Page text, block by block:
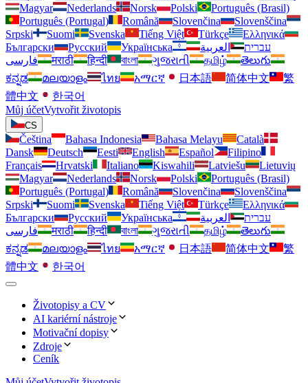
Magyar
Nederlands Norsk Polski
Português (Brasil)
Português (Portugal)
Română Slovenčina
Slovenščina
Srpski
Suomi Svenska Tiếng Việt Türkçe
Ελληνικά
Български
Русский Українська עברית
العربية
فارسی
मराठी हिन्दी বাংলা ગુજરાતી தமிழ்
తెలుగు
ಕನ್ನಡ
മലയാളം ไทย አማርኛ 日本語 简体中文
繁
體中文
한국어
Můj účetVytvořit životopis
CS
Čeština Bahasa Indonesia Bahasa Melayu
Català
Dansk
Deutsch Eesti English Español
Filipino
Français
Hrvatski Italiano Kiswahili Latviešu
Lietuvių
Magyar
Nederlands Norsk Polski
Português (Brasil)
Português (Portugal)
Română Slovenčina
Slovenščina
Srpski
Suomi Svenska Tiếng Việt Türkçe
Ελληνικά
Български
Русский Українська עברית
العربية
فارسی
मराठी हिन्दी বাংলা ગુજરાતી தமிழ்
తెలుగు
ಕನ್ನಡ
മലയാളം ไทย አማርኛ 日本語 简体中文
繁
體中文
한국어
Životopisy a CV
Jednoduché
Minimalistické rozložení, které udrží pozornost recruitera na
vašem obsahu.
AI kariérní nástroje
Optimalizátor klíčových slov
vrchol výsledků ATS.
Motivační dopisy
Jednoduché
Zdroje
Ceník